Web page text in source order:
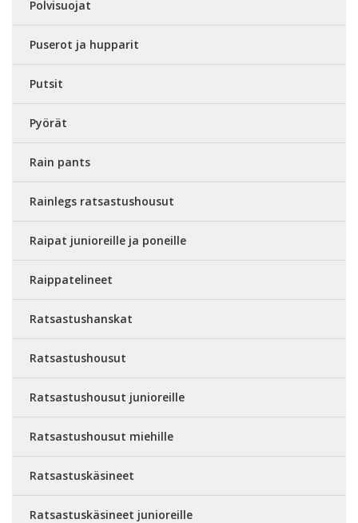
Polvisuojat
Puserot ja hupparit
Putsit
Pyörät
Rain pants
Rainlegs ratsastushousut
Raipat junioreille ja poneille
Raippatelineet
Ratsastushanskat
Ratsastushousut
Ratsastushousut junioreille
Ratsastushousut miehille
Ratsastuskäsineet
Ratsastuskäsineet junioreille